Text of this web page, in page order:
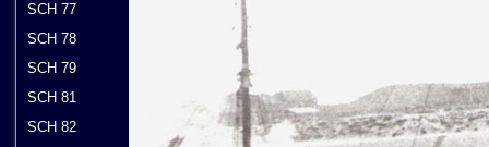
SCH 77
SCH 78
SCH 79
SCH 81
SCH 82